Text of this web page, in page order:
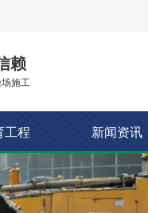
赖
施工
工程 新闻资讯